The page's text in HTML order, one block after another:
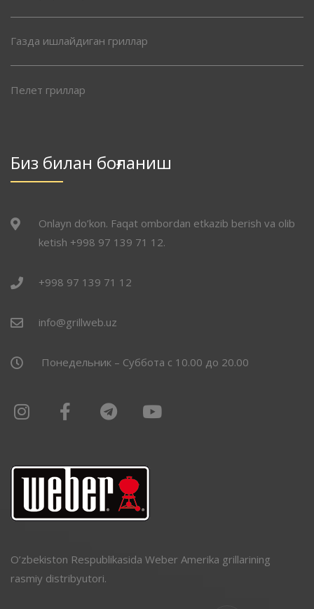
Газда ишлайдиган гриллар
Пелет гриллар
Биз билан боғланиш
Onlayn do’kon. Faqat ombordan etkazib berish va olib
ketish +998 97 139 71 12.
+998 97 139 71 12
info@grillweb.uz
Понедельник – Суббота с 10.00 до 20.00
O’zbekiston Respublikasida Weber Amerika grillarining
rasmiy distribyutori.